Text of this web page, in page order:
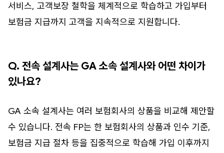
서비스, 고객보장 철학을 체계적으로 학습하고 가입부터
보험금 지급까지 고객을 지속적으로 지원합니다.
Q. 전속 설계사는 GA 소속 설계사와 어떤 차이가
있나요?
GA 소속 설계사는 여러 보험회사의 상품을 비교해 제안할
수 있습니다. 전속 FP는 한 보험회사의 상품과 인수 기준,
보험금 지급 절차 등을 집중적으로 학습해 가입 이후까지